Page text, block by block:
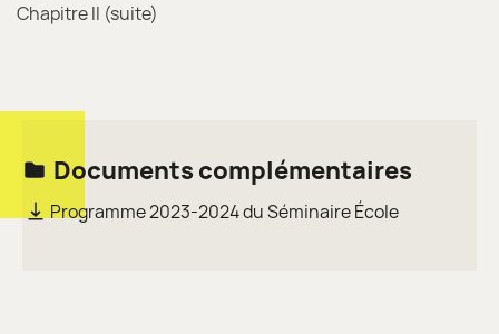
Chapitre II (suite)
Documents complémentaires
Programme 2023-2024 du Séminaire École